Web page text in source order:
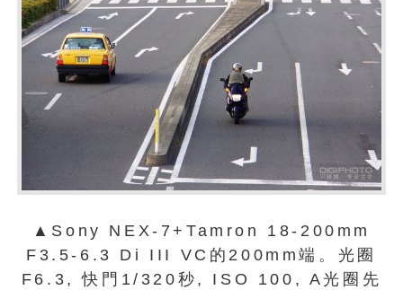
▲Sony NEX-7+Tamron 18-200mm
F3.5-6.3 Di III VC的200mm端。光圈
F6.3, 快門1/320秒, ISO 100, A光圈先